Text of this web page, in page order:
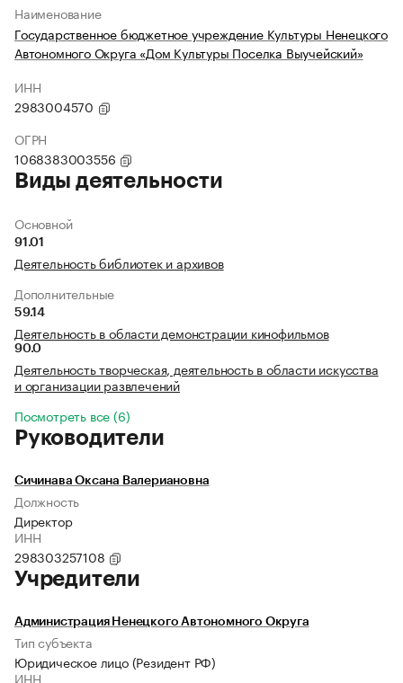
Наименование
Государственное бюджетное учреждение Культуры Ненецкого
Автономного Округа «Дом Культуры Поселка Выучейский»
ИНН
2983004570
ОГРН
1068383003556
Виды деятельности
Основной
91.01
Деятельность библиотек и архивов
Дополнительные
59.14
Деятельность в области демонстрации кинофильмов
90.0
Деятельность творческая, деятельность в области искусства
и организации развлечений
Посмотреть все (6)
Руководители
Сичинава Оксана Валериановна
Должность
Директор
ИНН
298303257108
Учредители
Администрация Ненецкого Автономного Округа
Тип субъекта
Юридическое лицо (Резидент РФ)
ИНН